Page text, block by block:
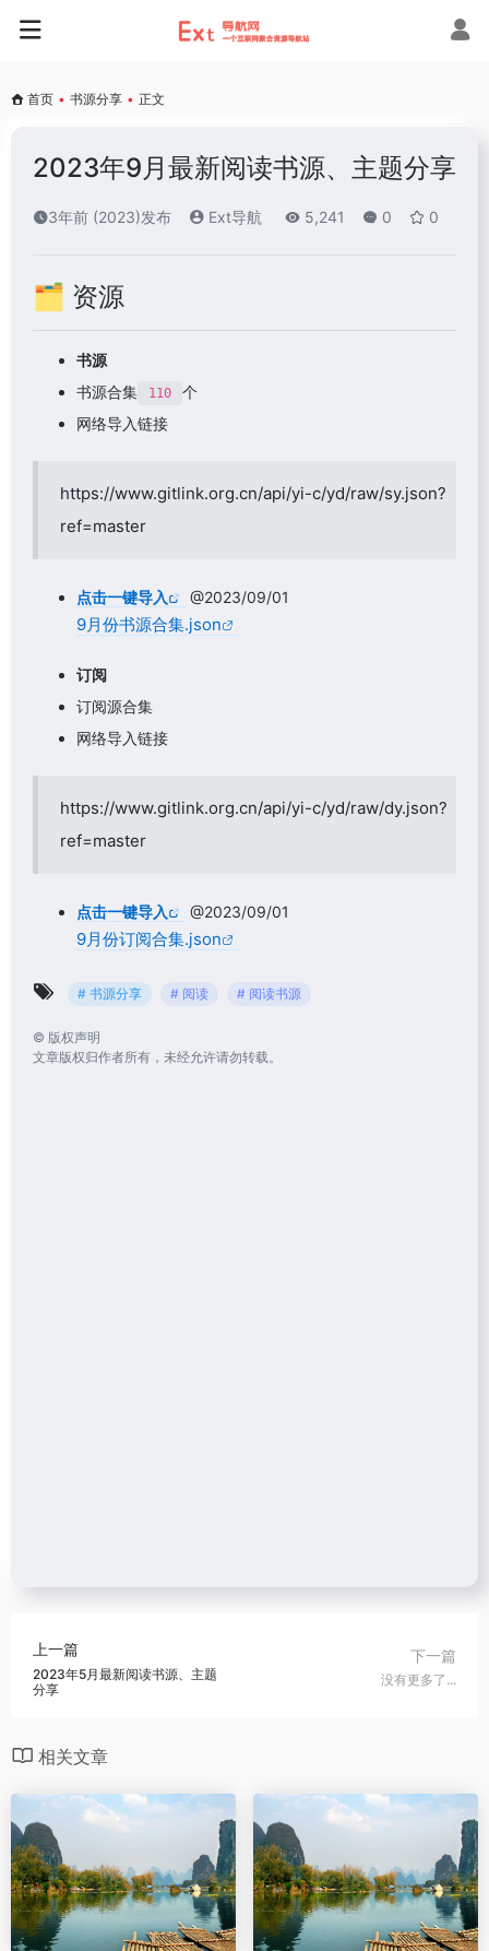
首页 • 书源分享 • 正文
2023年9月最新阅读书源、主题分享
3年前 (2023)发布 Ext导航 5,241 0 0
🗂️ 资源
书源
书源合集
110
个
网络导入链接
https://www.gitlink.org.cn/api/yi-c/yd/raw/sy.json?
ref=master
点击一键导入 @2023/09/01
9月份书源合集.json
订阅
订阅源合集
网络导入链接
https://www.gitlink.org.cn/api/yi-c/yd/raw/dy.json?
ref=master
点击一键导入 @2023/09/01
9月份订阅合集.json
# 书源分享 # 阅读 # 阅读书源
© 版权声明
文章版权归作者所有，未经允许请勿转载。
上一篇
2023年5月最新阅读书源、主题
分享
下一篇
没有更多了...
相关文章